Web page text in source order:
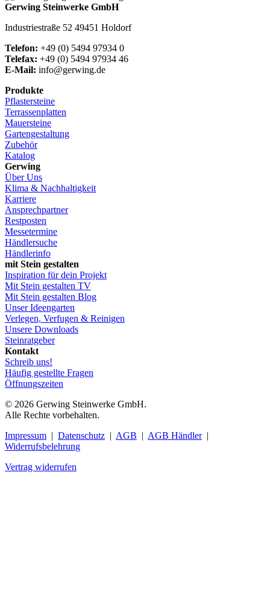
Gerwing Steinwerke GmbH
Industriestraße 52 49451 Holdorf
Telefon: +49 (0) 5494 97934 0
Telefax: +49 (0) 5494 97934 46
E-Mail: info@gerwing.de
Produkte
Pflastersteine
Terrassenplatten
Mauersteine
Gartengestaltung
Zubehör
Katalog
Gerwing
Über Uns
Klima & Nachhaltigkeit
Karriere
Ansprechpartner
Restposten
Messetermine
Händlersuche
Händlerinfo
mit Stein gestalten
Inspiration für dein Projekt
Mit Stein gestalten TV
Mit Stein gestalten Blog
Unser Ideengarten
Verlegen, Verfugen & Reinigen
Unsere Downloads
Steinratgeber
Kontakt
Schreib uns!
Häufig gestellte Fragen
Öffnungszeiten
© 2026 Gerwing Steinwerke GmbH.
Alle Rechte vorbehalten.
Impressum | Datenschutz | AGB | AGB Händler|
Widerrufsbelehrung
Vertrag widerrufen